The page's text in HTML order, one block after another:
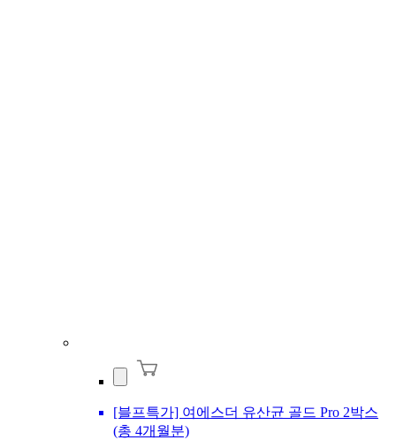
[블프특가] 여에스더 유산균 골드 Pro 2박스
(총 4개월분)